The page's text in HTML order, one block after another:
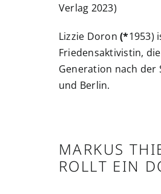
Verlag 2023)
Lizzie Doron (*1953)
Friedensaktivistin,
Generation nach der
und Berlin.
MARKUS
ROLLT EIN